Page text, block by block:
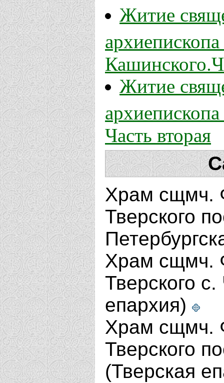
Житие
Житие
Часть вторая
Храм сщмч.
Тверского
Храм сщмч.
Тверского
епархия)
Храм сщмч.
Тверского
(Тверская